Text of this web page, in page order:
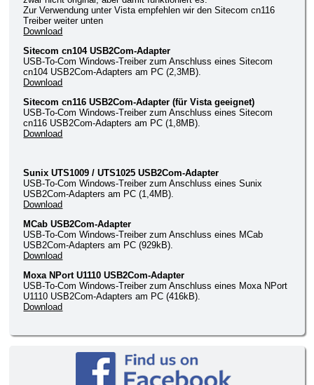
Zur Verwendung unter Vista empfehlen wir den Sitecom cn116
Treiber weiter unten
Download
Sitecom cn104 USB2Com-Adapter
USB-To-Com Windows-Treiber zum Anschluss eines Sitecom
cn104 USB2Com-Adapters am PC (2,3MB).
Download
Sitecom cn116 USB2Com-Adapter (für Vista geeignet)
USB-To-Com Windows-Treiber zum Anschluss eines Sitecom
cn116 USB2Com-Adapters am PC (1,8MB).
Download
Sunix UTS1009 / UTS1025 USB2Com-Adapter
USB-To-Com Windows-Treiber zum Anschluss eines Sunix
USB2Com-Adapters am PC (1,4MB).
Download
MCab USB2Com-Adapter
USB-To-Com Windows-Treiber zum Anschluss eines MCab
USB2Com-Adapters am PC (929kB).
Download
Moxa NPort U1110 USB2Com-Adapter
USB-To-Com Windows-Treiber zum Anschluss eines Moxa NPort
U1110 USB2Com-Adapters am PC (416kB).
Download